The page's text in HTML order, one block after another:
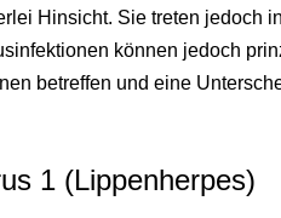
Hinsicht. Sie treten jedoch
können jedoch
betreffen und eine
1 (Lippenherpes)